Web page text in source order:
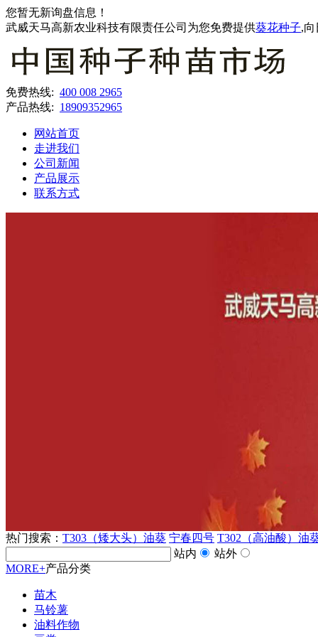
您暂无新询盘信息！
武威天马高新农业科技有限责任公司为您免费提供葵花种子,
免费热线: 400 008 2965
产品热线: 18909352965
网站首页
走进我们
公司新闻
产品展示
联系方式
热门搜索： T303（矮大头）油葵 宁春四号 T302（高油酸）油
站内
站外
MORE+产品分类
苗木
马铃薯
油料作物